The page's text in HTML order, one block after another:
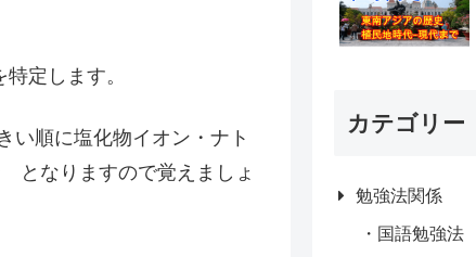
定します。
い順に塩化物イオン・ナト
となりますので覚えましょ
カテゴリー
勉強法関係
国語勉強法